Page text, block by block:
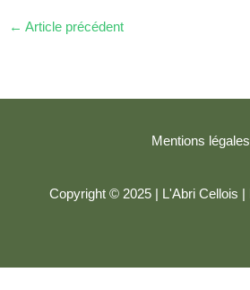
← Article précédent
Mentions légales
Copyright © 2025 | L'Abri Cellois |